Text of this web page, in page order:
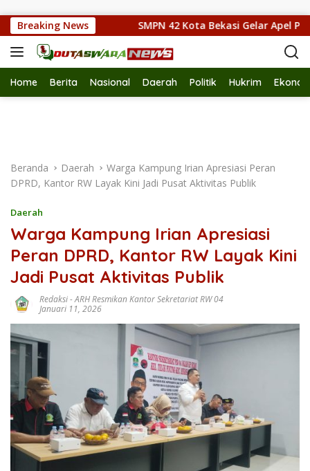
Breaking News
SMPN 42 Kota Bekasi Gelar Apel
Home Berita Nasional Daerah Politik Hukrim
Beranda Daerah
Warga Kampung Irian Apresiasi Peran
DPRD, Kantor RW Layak Kini Jadi Pusat Aktivitas Publik
Daerah
Warga Kampung Irian Apresiasi
Peran DPRD, Kantor RW Layak Kini
Jadi Pusat Aktivitas Publik
Redaksi-ARH Resmikan Kantor Sekretariat RW 04
Januari 11, 2026